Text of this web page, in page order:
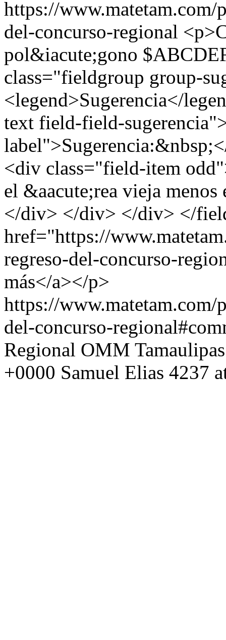
https://www.matetam.com/
del-concurso-regional
pol&iacute;gono
class="fieldgroup group-
<legend>Sugerencia</
text field-field-
<div class="field-item
el &aacute;rea vieja
</div> </div> </div> </
href="https://
regreso-del-concurso-
más</a></p>
https://www.matetam.com/
del-concurso-
Regional OMM
+0000 Samuel Elias 4237